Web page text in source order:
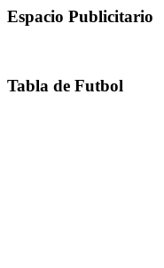
Espacio Publicitario
Tabla de Futbol